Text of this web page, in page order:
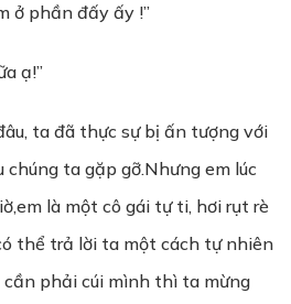
ở phần đấy ấy !”
ạ!”
ta đã thực sự bị ấn tượng với
chúng ta gặp gỡ.Nhưng em lúc
là một cô gái tự ti, hơi rụt rè
thể trả lời ta một cách tự nhiên
phải cúi mình thì ta mừng